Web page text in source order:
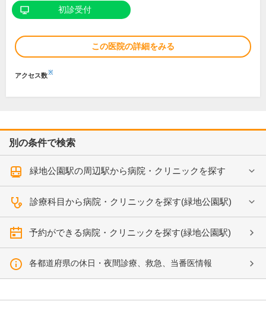
初診受付
この医院の詳細をみる
アクセス数※
別の条件で検索
緑地公園駅の周辺駅から病院・クリニックを探す
診療科目から病院・クリニックを探す(緑地公園駅)
予約ができる病院・クリニックを探す(緑地公園駅)
各都道府県の休日・夜間診療、救急、当番医情報